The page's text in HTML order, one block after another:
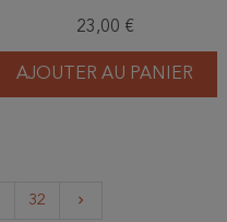
23,00 €
AJOUTER AU PANIER
32 keyboard_arrow_right